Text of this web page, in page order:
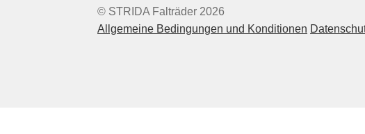
© STRIDA Falträder 2026
Allgemeine Bedingungen und Konditionen